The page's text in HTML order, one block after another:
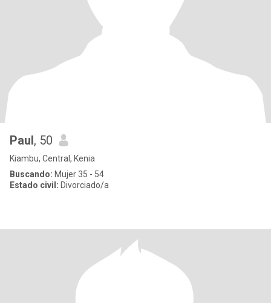
Paul, 50
Kiambu, Central, Kenia
Buscando: Mujer 35 - 54
Estado civil: Divorciado/a